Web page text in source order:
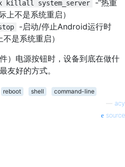
killall system_server
-“热重
上不是系统重启）
-启动/停止Android运行时
不是系统重启）
）电源按钮时，设备到底在做什
友好的方式。
reboot shell
command-line
acy
source